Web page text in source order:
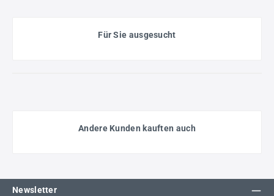
Für Sie ausgesucht
Andere Kunden kauften auch
Newsletter